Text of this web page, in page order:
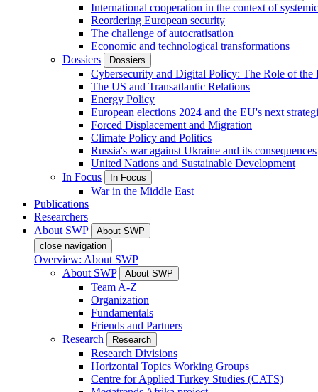
International cooperation in the context of
Reordering European security
The challenge of autocratisation
Economic and technological transformations
Dossiers
Dossiers
Cybersecurity and Digital Policy: The Role of
The US and Transatlantic Relations
Energy Policy
European elections 2024 and the EU's next
Forced Displacement and Migration
Climate Policy and Politics
Russia's war against Ukraine and its consequences
United Nations and Sustainable Development
In Focus
In Focus
War in the Middle East
Publications
Researchers
About SWP
About SWP
close navigation
Overview: About SWP
About SWP
About SWP
Team A-Z
Organization
Fundamentals
Friends and Partners
Research
Research
Research Divisions
Horizontal Topics Working Groups
Centre for Applied Turkey Studies (CATS)